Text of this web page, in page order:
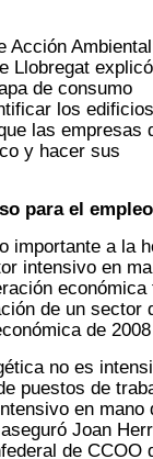
Acción
Llobregat
de consumo
los
las empresas
y hacer sus
para el empleo
importante a la
intensivo en
económica
de un sector
de 2008
no es
puestos de
en mano
Joan
de CCOO